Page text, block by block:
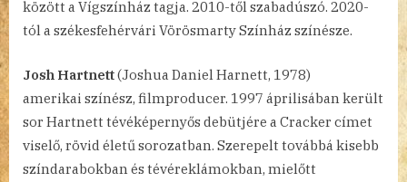
között a Vígszínház tagja. 2010-től szabadúszó. 2020-
tól a székesfehérvári Vörösmarty Színház színésze.
Josh Hartnett(Joshua Daniel Harnett, 1978)
amerikai színész, filmproducer. 1997 áprilisában került
sor Hartnett tévéképernyős debütjére a Cracker címet
viselő, rövid életű sorozatban. Szerepelt továbbá kisebb
színdarabokban és tévéreklámokban, mielőtt